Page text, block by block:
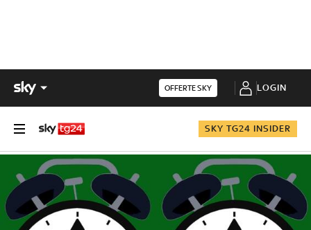
OFFERTE SKY LOGIN
SKY TG24 INSIDER